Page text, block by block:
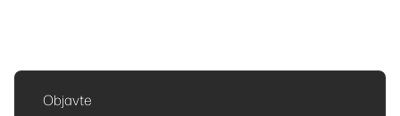
Objavte